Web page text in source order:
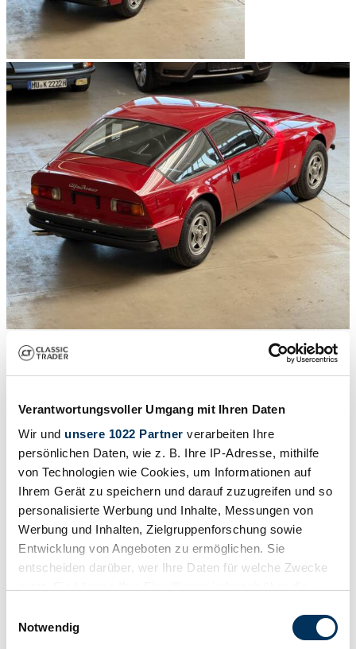
Verantwortungsvoller Umgang mit Ihren Daten
Wir und unsere 1022 Partner verarbeiten Ihre
persönlichen Daten, wie z. B. Ihre IP-Adresse, mithilfe
von Technologien wie Cookies, um Informationen auf
Ihrem Gerät zu speichern und darauf zuzugreifen und so
personalisierte Werbung und Inhalte, Messungen von
Werbung und Inhalten, Zielgruppenforschung sowie
Entwicklung von Angeboten zu ermöglichen. Sie
entscheiden darüber, wer Ihre Daten für welche Zwecke
Trigger Symbol ändern oder widerrufen
Notwendig
1972 | Alfa Romeo Junior Zagato GT 1300
€ 39.900